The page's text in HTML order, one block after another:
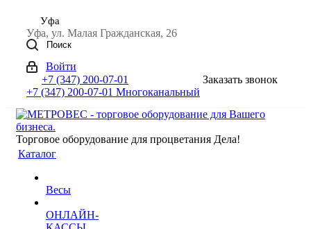
Уфа
Уфа, ул. Малая Гражданская, 26
Поиск
Войти
+7 (347) 200-07-01
+7 (347) 200-07-01 Многоканальный
Заказать звонок
Торговое оборудование для процветания Дела!
Каталог
Весы
ОНЛАЙН-